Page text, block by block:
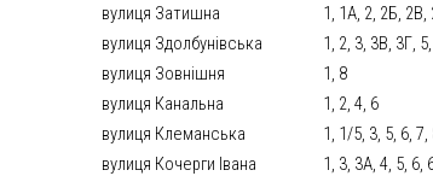
вулиця Затишна
1, 1А, 2, 2Б, 2В,
вулиця Здолбунівська
1, 2, 3, 3В, 3Г,
вулиця Зовнішня
1, 8
вулиця Канальна
1, 2, 4, 6
вулиця Клеманська
1, 1/5, 3, 5, 6, 7,
вулиця Кочерги Івана
1, 3, 3А, 4, 5, 6,